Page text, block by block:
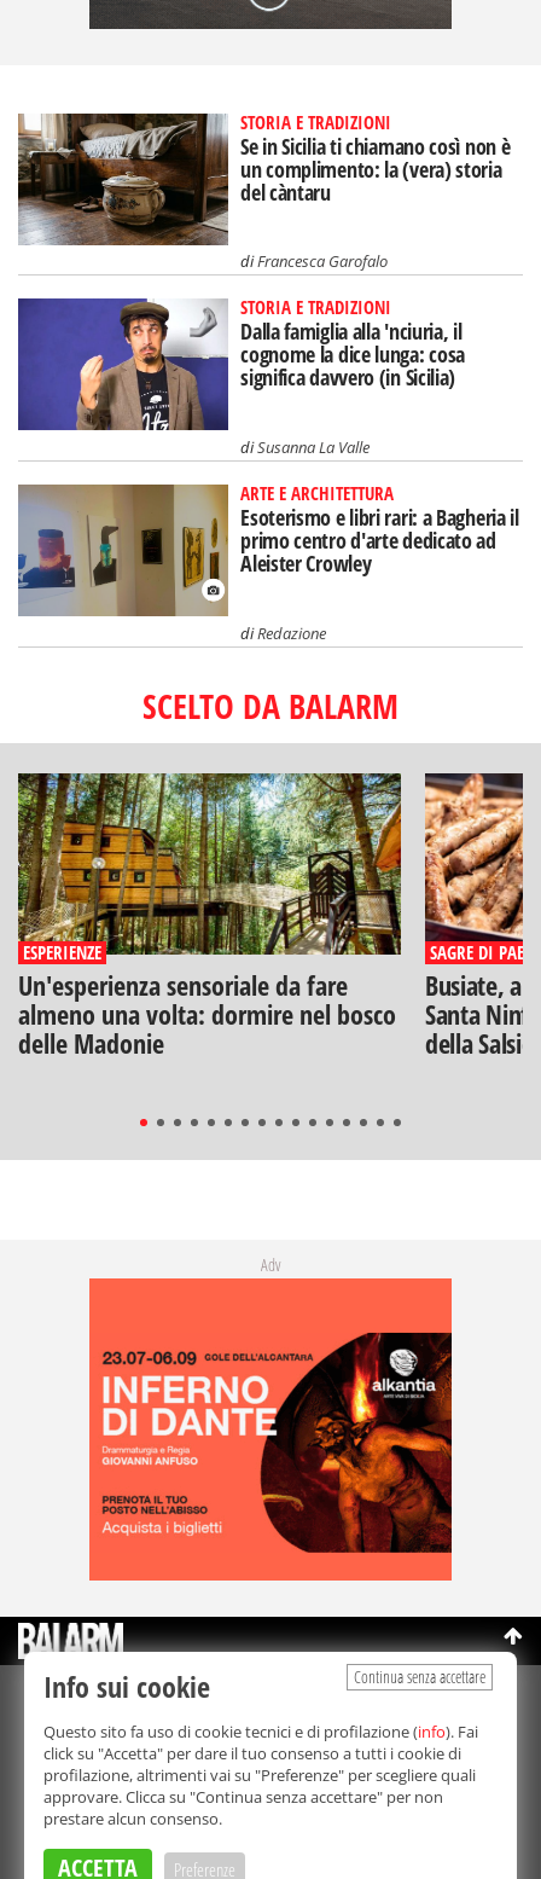
STORIA E TRADIZIONI
Se in Sicilia ti chiamano così non è
un complimento: la (vera) storia
del càntaru
diFrancesca Garofalo
STORIA E TRADIZIONI
Dalla famiglia alla 'nciuria, il
cognome la dice lunga: cosa
significa davvero (in Sicilia)
diSusanna La Valle
ARTE E ARCHITETTURA
Esoterismo e libri rari: a Bagheria il
primo centro d'arte dedicato ad
Aleister Crowley
diRedazione
SCELTO DA BALARM
ESPERIENZE
Un'esperienza sensoriale da fare
almeno una volta: dormire nel bosco
delle Madonie
SAGRE DI PAESE
Busiate,
Santa
della
Adv
©Copyright 2003-2026
Bmedia Srl- P.IVA 07064240828
La riproduzione totale o parziale di tutti i contenuti, in qualunque
forma, su qualsiasi supporto è proibita.
Balarm.it è una testata giornalistica registrata. Autorizzazione del
Tribunale di Palermo n° 32 del 21/10/2003
Direttore responsabile:
Continua senza accettare
Info sui cookie
Questo sito fa uso di cookie tecnici e di profilazione (info). Fai
click su "Accetta" per dare il tuo consenso a tutti i cookie di
profilazione, altrimenti vai su "Preferenze" per scegliere quali
approvare. Clicca su "Continua senza accettare" per non
prestare alcun consenso.
ACCETTA Preferenze